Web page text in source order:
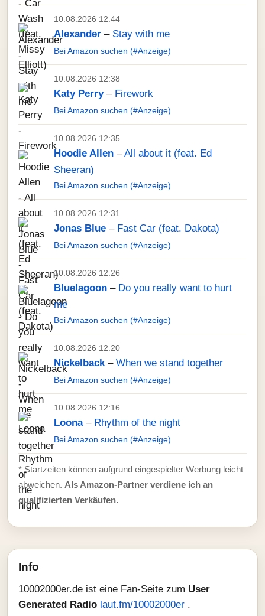
10.08.2026 12:44
Alexander – Stay with me
Bei Amazon suchen (#Anzeige)
10.08.2026 12:38
Katy Perry– Firework
Bei Amazon suchen (#Anzeige)
10.08.2026 12:35
Hoodie Allen –All about it (feat. Ed
Sheeran)
Bei Amazon suchen (#Anzeige)
10.08.2026 12:31
Jonas Blue – Fast Car (feat. Dakota)
Bei Amazon suchen (#Anzeige)
10.08.2026 12:26
Bluelagoon – Do you really want to hurt
me
Bei Amazon suchen (#Anzeige)
10.08.2026 12:20
Nickelback– When we stand together
Bei Amazon suchen (#Anzeige)
10.08.2026 12:16
Loona– Rhythm of the night
Bei Amazon suchen (#Anzeige)
* Startzeiten können aufgrund eingespielter Werbung leicht
abweichen. Als Amazon-Partner verdiene ich an
qualifizierten Verkäufen.
Info
10002000er.de ist eine Fan-Seite zum User
Generated Radio laut.fm/10002000er .